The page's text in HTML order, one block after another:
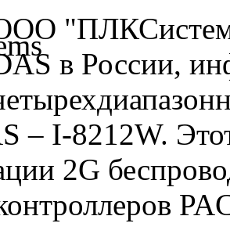
в России,
– I-8212W.
2G